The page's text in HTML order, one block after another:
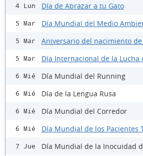
4 Lun Día de Abrazar a tu Gato
5 Mar Día Mundial del Medio
5 Mar Aniversario del nacimiento de
5 Mar Día Internacional de la Lucha
6 Mié Día Mundial del Running
6 Mié Día de la Lengua Rusa
6 Mié Día Mundial del Corredor
6 Mié Día Mundial de los Pacientes
7 Jue Día Mundial de la Inocuidad